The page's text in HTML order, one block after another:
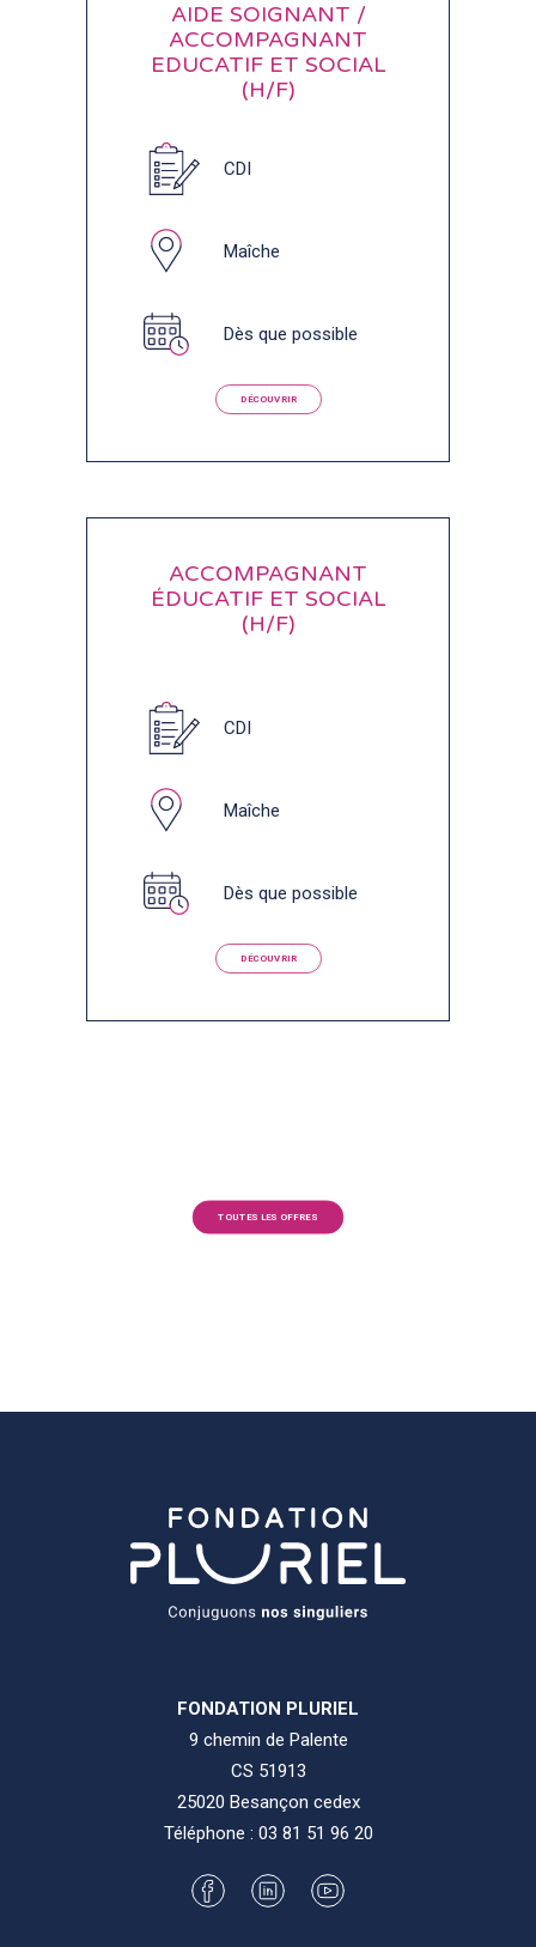
AIDE SOIGNANT /
ACCOMPAGNANT
EDUCATIF ET SOCIAL
(H/F)
CDI
Maîche
Dès que possible
DÉCOUVRIR
ACCOMPAGNANT
ÉDUCATIF ET SOCIAL
(H/F)
CDI
Maîche
Dès que possible
DÉCOUVRIR
TOUTES LES OFFRES
FONDATION PLURIEL
9 chemin de Palente
CS 51913
25020 Besançon cedex
Téléphone : 03 81 51 96 20